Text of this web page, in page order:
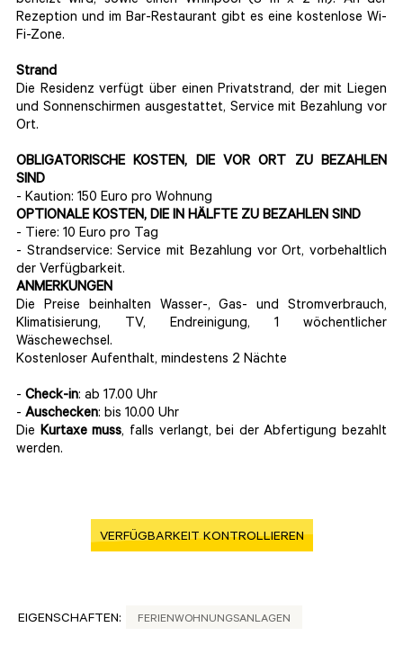
Rezeption und im Bar-Restaurant gibt es eine kostenlose Wi-
Fi-Zone.
Strand
Die Residenz verfügt über einen Privatstrand, der mit Liegen
und Sonnenschirmen ausgestattet, Service mit Bezahlung vor
Ort.
OBLIGATORISCHE KOSTEN, DIE VOR ORT ZU BEZAHLEN
SIND
- Kaution: 150 Euro pro Wohnung
OPTIONALE KOSTEN, DIE IN HÄLFTE ZU BEZAHLEN SIND
- Tiere: 10 Euro pro Tag
- Strandservice: Service mit Bezahlung vor Ort, vorbehaltlich
der Verfügbarkeit.
ANMERKUNGEN
Die Preise beinhalten Wasser-, Gas- und Stromverbrauch,
Klimatisierung, TV, Endreinigung, 1 wöchentlicher
Wäschewechsel.
Kostenloser Aufenthalt, mindestens 2 Nächte
- Check-in: ab 17.00 Uhr
- Auschecken: bis 10.00 Uhr
Die Kurtaxe muss, falls verlangt, bei der Abfertigung bezahlt
werden.
VERFÜGBARKEIT KONTROLLIEREN
EIGENSCHAFTEN: FERIENWOHNUNGSANLAGEN